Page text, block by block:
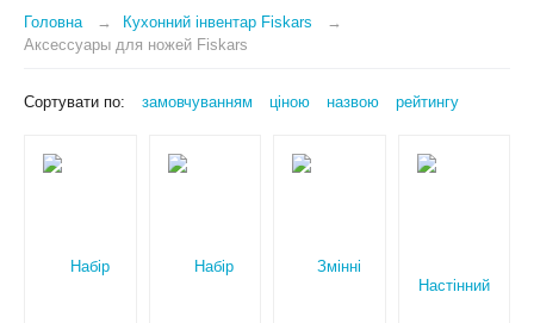
Головна
Кухонний інвентар Fiskars
Аксессуары для ножей Fiskars
Сортувати по: замовчуванням ціною назвою рейтингу